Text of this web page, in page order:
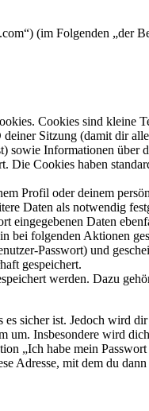
(im Folgenden „der
Cookies sind kleine
Sitzung (damit dir
sowie Informationen
Die Cookies haben
Profil oder deinem
Daten als notwendig
eingegebenen Daten
bei folgenden Aktionen
Passwort) und
gespeichert.
werden. Dazu
sicher ist. Jedoch wird
um. Insbesondere wird
„Ich habe mein
Adresse, mit dem du